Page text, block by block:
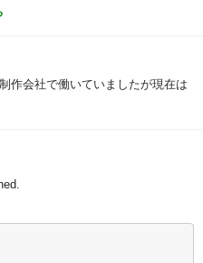
作会社で働いていましたが現在は